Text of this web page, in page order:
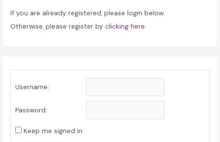
If you are already registered, please login below.
Otherwise, please register byclicking here
Username:
Password:
Keep me signed in